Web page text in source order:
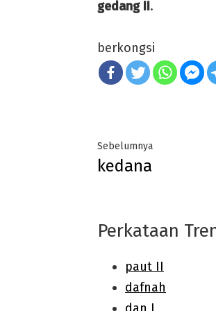
gedang II.
berkongsi
Post
navigation
SebelumnyaPrevious
kedana
Perkataan